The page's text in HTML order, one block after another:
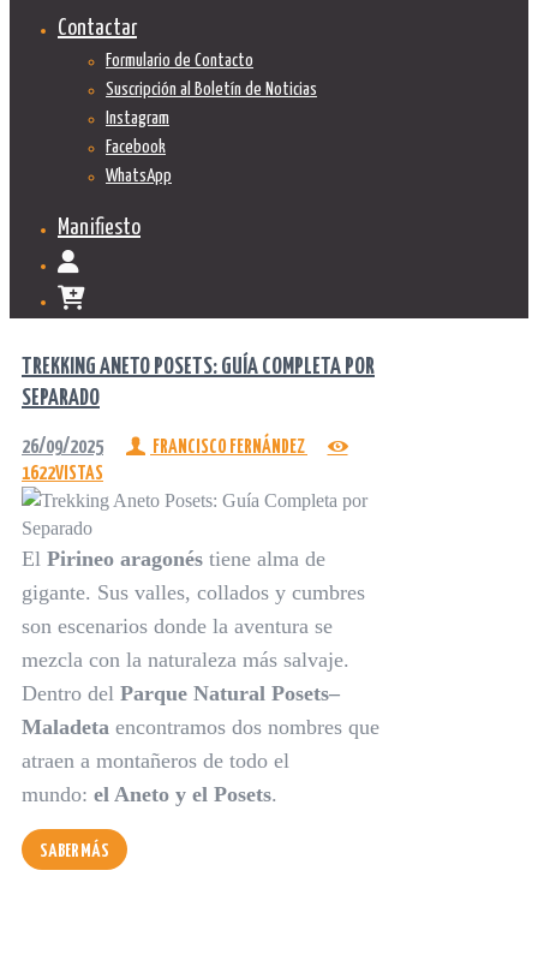
Contactar
Formulario de Contacto
Suscripción al Boletín de Noticias
Instagram
Facebook
WhatsApp
Manifiesto
TREKKING ANETO POSETS: GUÍA COMPLETA POR
SEPARADO
26/09/2025
FRANCISCO FERNÁNDEZ
1622VISTAS
El Pirineo aragonés tiene alma de
gigante. Sus valles, collados y cumbres
son escenarios donde la aventura se
mezcla con la naturaleza más salvaje.
Dentro del Parque Natural Posets–
Maladeta encontramos dos nombres que
atraen a montañeros de todo el
mundo: el Aneto y el Posets.
SABER MÁS